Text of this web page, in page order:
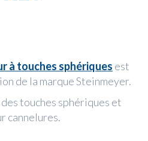
à touches sphériques est
de la marque Steinmeyer.
touches sphériques et
cannelures.